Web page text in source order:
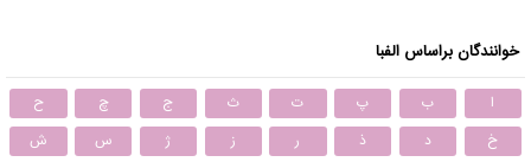
خوانندگان براساس الفبا
ا ب پ ت ث ج چ
ح
خ
د ذ ر ز ژ س
ش